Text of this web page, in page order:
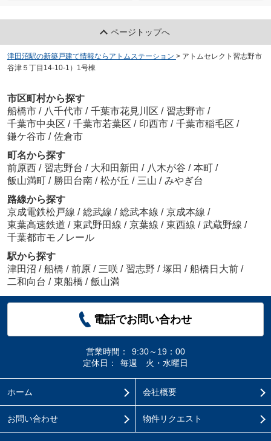
ページトップへ
津田沼駅の新築戸建て情報ならアトムステーション > アトムセレクト習志野市
谷津５丁目14-10-1）1号棟
市区町村から探す
船橋市 / 八千代市 / 千葉市花見川区 / 習志野市 /
千葉市中央区 / 千葉市若葉区 / 印西市 / 千葉市稲毛区 /
鎌ケ谷市 / 佐倉市
町名から探す
前原西 / 習志野台 / 大和田新田 / 八木が谷 / 本町 /
飯山満町 / 勝田台南 / 松が丘 / 三山 / みやぎ台
路線から探す
京成電鉄松戸線 / 総武線 / 総武本線 / 京成本線 /
東葉高速鉄道 / 東武野田線 / 京葉線 / 東西線 / 武蔵野線 /
千葉都市モノレール
駅から探す
津田沼 / 船橋 / 前原 / 三咲 / 習志野 / 塚田 / 船橋日大前 /
二和向台 / 東船橋 / 飯山満
電話でお問い合わせ
営業時間：
9:30～19：00
定休日：
毎週 火・水曜日
ホーム 会社概要
お問い合わせ 物件リクエスト